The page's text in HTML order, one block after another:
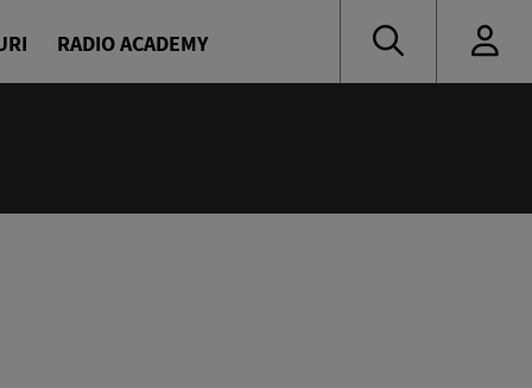
RADIO ACADEMY